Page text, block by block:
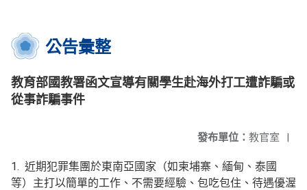
公告彙整
教育部國教署函文宣導有關學生赴海外打工遭詐騙或
從事詐騙事件
發布單位： 教官室 |
1. 近期犯罪集團於東南亞國家（如柬埔寨、緬甸、泰國
等） 主打以簡單的工作、不需要經驗、包吃包住、 待遇優渥